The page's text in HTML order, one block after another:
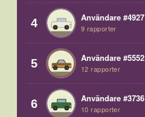
4 Användare #4927
9 rapporter
5 Användare #5552
12 rapporter
6 Användare #3736
10 rapporter